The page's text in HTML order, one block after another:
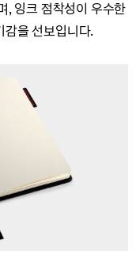
, 잉크 점착성이 우수한
감을 선보입니다.